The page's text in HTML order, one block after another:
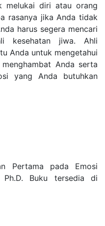
melukai diri atau orang
rasanya jika Anda tidak
harus segera mencari
kesehatan jiwa. Ahli
Anda untuk mengetahui
Anda serta
yang Anda butuhkan
Pertama pada Emosi
Buku tersedia di